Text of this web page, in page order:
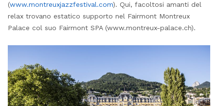
(www.montreuxjazzfestival.com). Qui, facoltosi amanti del
relax trovano estatico supporto nel Fairmont Montreux
Palace col suo Fairmont SPA (www.montreux-palace.ch).